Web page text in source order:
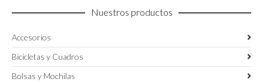
hasta
Nuestros productos
Accesorios
Bicicletas y Cuadros
Bolsas y Mochilas